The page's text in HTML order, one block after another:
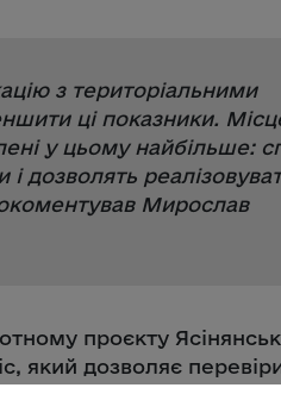
з територіальними
ці показники.
у цьому найбільше:
дозволять
Мирослав
проєкту
який дозволяє
Як результат – лише